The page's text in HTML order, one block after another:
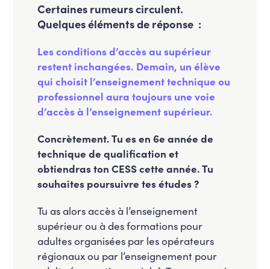
Certaines rumeurs circulent.
Quelques éléments de réponse :
Les conditions d’accès au supérieur
restent inchangées. Demain, un élève
qui choisit l’enseignement technique ou
professionnel aura toujours une voie
d’accès à l’enseignement supérieur.
Concrètement.Tu es en 6e année de
technique de qualification et
obtiendras ton CESS cette année. Tu
souhaites poursuivre tes études ?
Tu as alors accès à l’enseignement
supérieur ou à des formations pour
adultes organisées par les opérateurs
régionaux ou par l’enseignement pour